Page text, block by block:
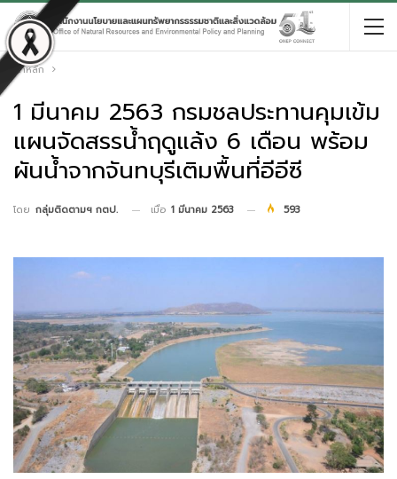
หน้าหลัก
1 มีนาคม 2563 กรมชลประทานคุมเข้ม
แผนจัดสรรน้ำฤดูแล้ง 6 เดือน พร้อม
ผันน้ำจากจันทบุรีเติมพื้นที่อีอีซี
โดย กลุ่มติดตามฯ กตป. เมื่อ 1 มีนาคม 2563 593